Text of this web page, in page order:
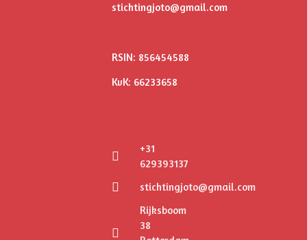
stichtingjoto@gmail.com
RSIN: 856454588
KvK: 66233658
+31
629393137
stichtingjoto@gmail.com
Rijksboom
38